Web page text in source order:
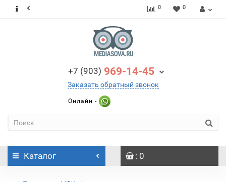
0 0
+7 (903) 969-14-45
Заказать обратный звонок
Онлайн -
Каталог : 0